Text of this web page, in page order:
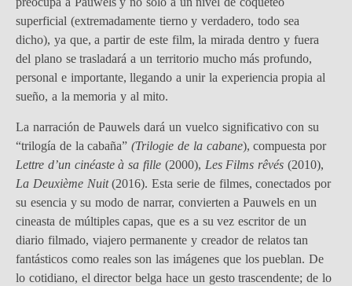
superficial (extremadamente tierno y verdadero, todo sea
dicho), ya que, a partir de este film, la mirada dentro y fuera
del plano se trasladará a un territorio mucho más profundo,
personal e importante, llegando a unir la experiencia propia al
sueño, a la memoria y al mito.
La narración de Pauwels dará un vuelco significativo con su
“trilogía de la cabaña”(Trilogie de la cabane), compuesta por
Lettre d’un cinéaste à sa fille (2000), Les Films rêvés (2010),
La Deuxième Nuit(2016). Esta serie de filmes, conectados por
su esencia y su modo de narrar, convierten a Pauwels en un
cineasta de múltiples capas, que es a su vez escritor de un
diario filmado, viajero permanente y creador de relatos tan
fantásticos como reales son las imágenes que los pueblan. De
lo cotidiano, el director belga hace un gesto trascendente; de lo